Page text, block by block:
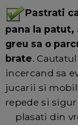
Pastrati
pana la patut,
greu sa o
brate.
incercand sa
jucarii si
repede si
plasati din